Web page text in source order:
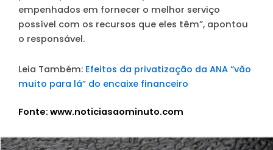
empenhados em fornecer o melhor serviço
possível com os recursos que eles têm”, apontou
o responsável.
Leia Também: Efeitos da privatização da ANA “vão
muito para lá” do encaixe financeiro
Fonte: www.noticiasaominuto.com